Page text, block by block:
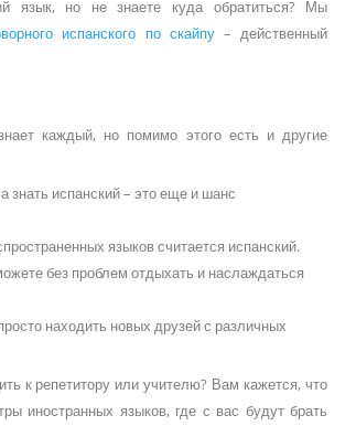
язык, но не знаете куда обратиться? Мы
испанского по скайпу– действенный
каждый, но помимо этого есть и другие
знать испанский – это еще и шанс
языков считается испанский.
без проблем отдыхать и наслаждаться
находить новых друзей с различных
к репетитору или учителю? Вам кажется, что
иностранных языков, где с вас будут брать